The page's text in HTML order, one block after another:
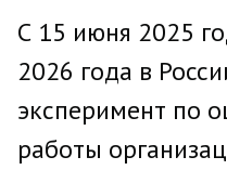
С 15 июня 2025
2026 года в
эксперимент по
работы